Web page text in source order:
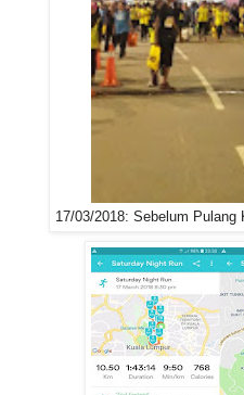
17/03/2018: Sebelum Pulang